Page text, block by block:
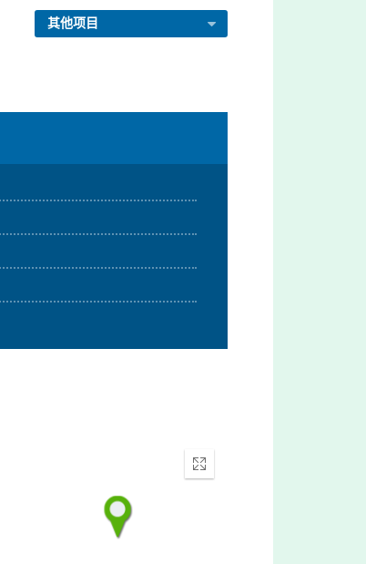
其他项目
Enter
fullscreen